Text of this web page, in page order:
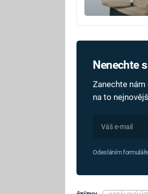
Nenechte
Zanechte
na to
Odesláním